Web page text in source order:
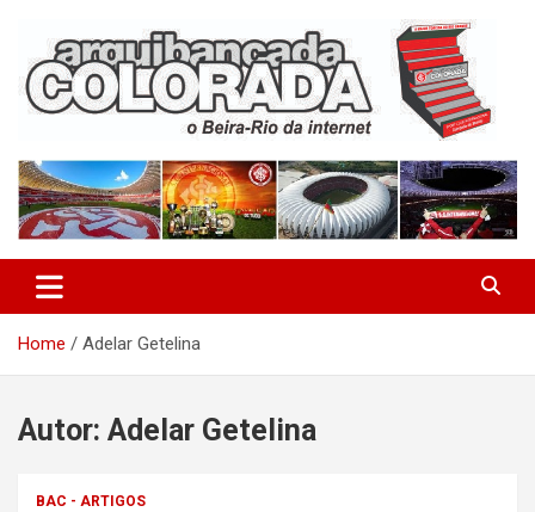
content
Arquibancada Colorada
Home Adelar Getelina
Autor: Adelar Getelina
BAC - ARTIGOS